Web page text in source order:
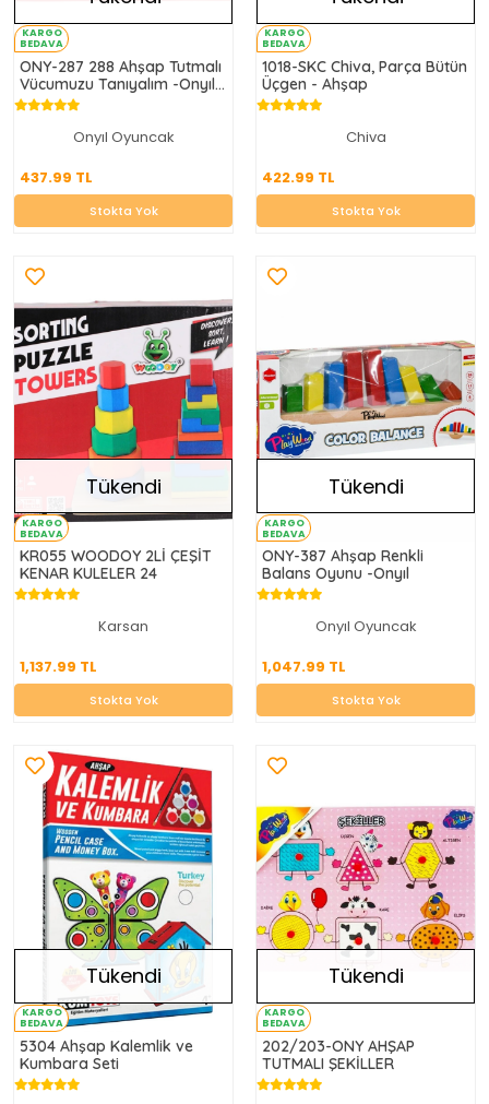
KARGO
BEDAVA
ONY-287 288 Ahşap Tutmalı
Vücumuzu Tanıyalım -Onyıl
Oyuncak
Onyıl Oyuncak
437.99 TL
437.99 TL
Stokta Yok
KARGO
BEDAVA
1018-SKC Chiva, Parça Bütün
Üçgen - Ahşap
Chiva
422.99 TL
422.99 TL
Stokta Yok
KARGO
BEDAVA
Tükendi
KR055 WOODOY 2Lİ ÇEŞİT
KENAR KULELER 24
Karsan
1,137.99 TL
1,137.99 TL
Stokta Yok
KARGO
BEDAVA
Tükendi
ONY-387 Ahşap Renkli
Balans Oyunu -Onyıl
Onyıl Oyuncak
1,047.99 TL
1,047.99 TL
Stokta Yok
Stokta Yok
KARGO
BEDAVA
Tükendi
5304 Ahşap Kalemlik ve
Kumbara Seti
KARGO
BEDAVA
Tükendi
202/203-ONY AHŞAP
TUTMALI ŞEKİLLER